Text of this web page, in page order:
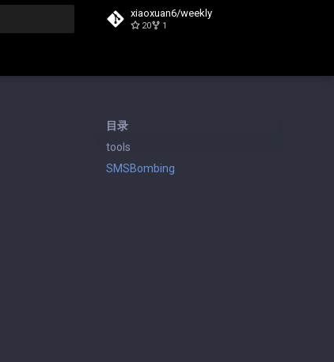
xiaoxuan6/weekly
20 1
目录
tools
SMSBombing